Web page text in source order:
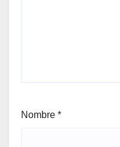
Nombre *